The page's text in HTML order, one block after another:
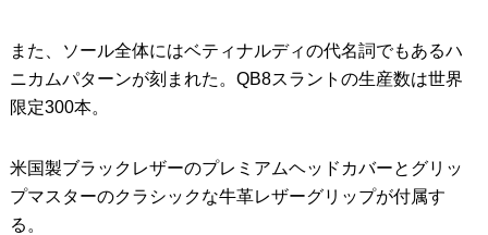
また、ソール全体にはベティナルディの代名詞でもあるハ
ニカムパターンが刻まれた。QB8スラントの生産数は世界
限定300本。
米国製ブラックレザーのプレミアムヘッドカバーとグリッ
プマスターのクラシックな牛革レザーグリップが付属す
る。